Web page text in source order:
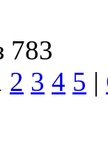
783
2 3 4 5 |